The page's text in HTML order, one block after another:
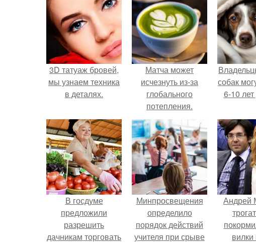
3D татуаж бровей,
мы узнаем техника
в деталях.
Матча может
исчезнуть из-за
глобального
потепления.
собак
6-10
В госдуме
предложили
разрешить
дачникам торговать
Минпросвещения
определило
порядок действий
учителя при срыве
Андрей